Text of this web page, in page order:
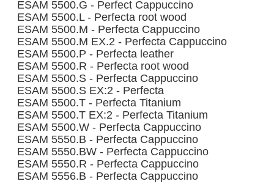
ESAM 5500.G - Perfect Cappuccino
ESAM 5500.L - Perfecta root wood
ESAM 5500.M - Perfecta Cappuccino
ESAM 5500.M EX.2 - Perfecta Cappuccino
ESAM 5500.P - Perfecta leather
ESAM 5500.R - Perfecta root wood
ESAM 5500.S - Perfecta Cappuccino
ESAM 5500.S EX:2 - Perfecta
ESAM 5500.T - Perfecta Titanium
ESAM 5500.T EX:2 - Perfecta Titanium
ESAM 5500.W - Perfecta Cappuccino
ESAM 5550.B - Perfecta Cappuccino
ESAM 5550.BW - Perfecta Cappuccino
ESAM 5550.R - Perfecta Cappuccino
ESAM 5556.B - Perfecta Cappuccino